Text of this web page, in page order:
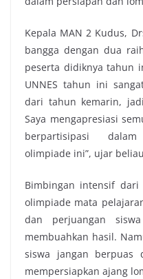
Kepala MAN 2 Kudus,
bangga dengan dua
peserta didiknya tahun
UNNES tahun ini
dari tahun kemarin,
Saya mengapresiasi
berpartisipasi
olimpiade ini”, ujar
Bimbingan intensif
olimpiade mata
dan perjuangan
membuahkan hasil.
siswa jangan
mempersiapkan ajang